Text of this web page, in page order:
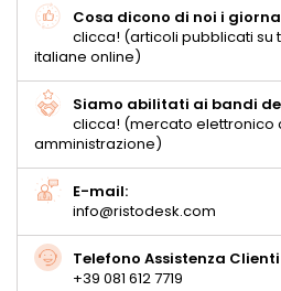
Cosa dicono di noi i
clicca! (articoli pubblicati su
italiane online)
Siamo abilitati ai bandi
clicca! (mercato elettronico
amministrazione)
E-mail:
info@ristodesk.com
Telefono Assistenza
+39 081 612 7719